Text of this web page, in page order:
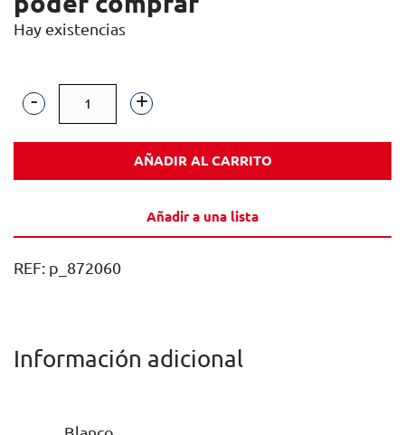
Hay existencias
PANDORA
VERDEJO
cantidad
AÑADIR AL CARRITO
Añadir a una lista
REF: p_872060
Información adicional